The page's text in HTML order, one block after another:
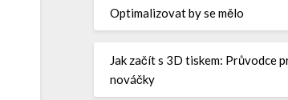
Optimalizovat by se mělo
Jak začít s 3D tiskem: Průvodce
nováčky